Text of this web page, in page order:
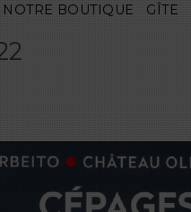
NOTRE BOUTIQUE GÎTE